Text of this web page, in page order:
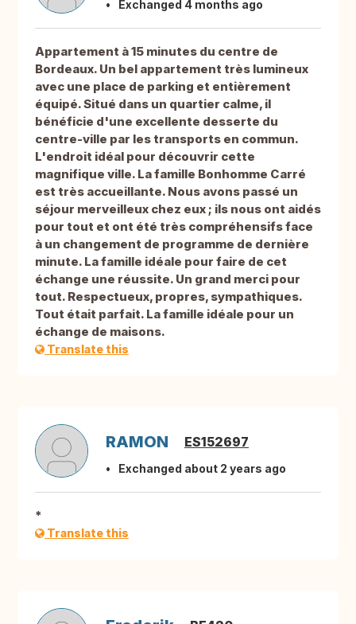
Exchanged 4 months ago
Appartement à 15 minutes du centre de
Bordeaux. Un bel appartement très lumineux
avec une place de parking et entièrement
équipé. Situé dans un quartier calme, il
bénéficie d'une excellente desserte du
centre-ville par les transports en commun.
L'endroit idéal pour découvrir cette
magnifique ville. La famille Bonhomme Carré
est très accueillante. Nous avons passé un
séjour merveilleux chez eux ; ils nous ont aidés
pour tout et ont été très compréhensifs face
à un changement de programme de dernière
minute. La famille idéale pour faire de cet
échange une réussite. Un grand merci pour
tout. Respectueux, propres, sympathiques.
Tout était parfait. La famille idéale pour un
échange de maisons.
Translate this
RAMON ES152697
Exchanged about 2 years ago
*
Translate this